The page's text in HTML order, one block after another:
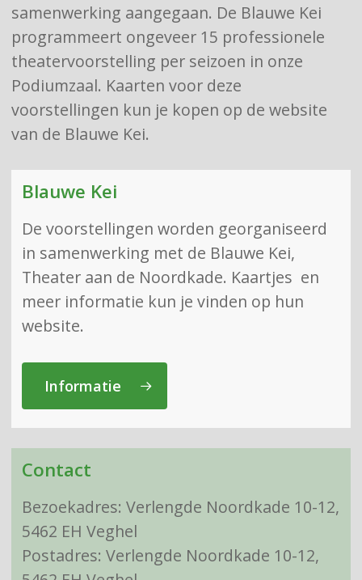
samenwerking aangegaan. De Blauwe Kei
programmeert ongeveer 15 professionele
theatervoorstelling per seizoen in onze
Podiumzaal. Kaarten voor deze
voorstellingen kun je kopen op de website
van de Blauwe Kei.
Blauwe Kei
De voorstellingen worden georganiseerd
in samenwerking met de Blauwe Kei,
Theater aan de Noordkade. Kaartjes en
meer informatie kun je vinden op hun
website.
Informatie
Contact
Bezoekadres: Verlengde Noordkade 10-12,
5462 EH Veghel
Postadres: Verlengde Noordkade 10-12,